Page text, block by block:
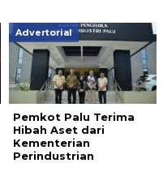
Advertorial
Pemkot Palu Terima
Hibah Aset dari
Kementerian
Perindustrian